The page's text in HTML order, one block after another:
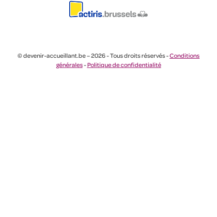
© devenir-accueillant.be – 2026 - Tous droits réservés -Conditions
générales-Politique de confidentialité